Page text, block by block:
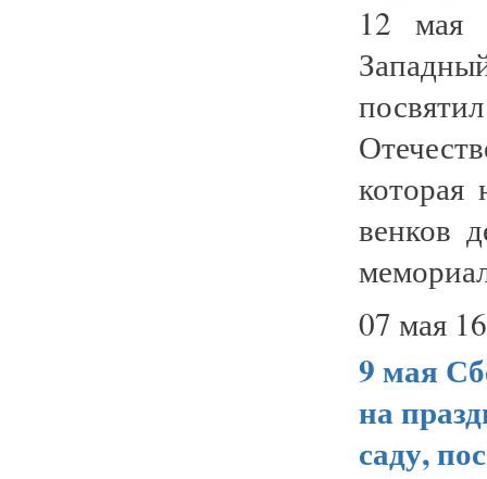
12 мая
которая
венков
07 мая
9 мая
на
саду,